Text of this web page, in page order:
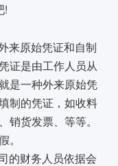
!
来原始凭证和自制
证是由工作人员从
是一种外来原始凭
制的凭证，如收料
销货发票、等等。
的财务人员依据会